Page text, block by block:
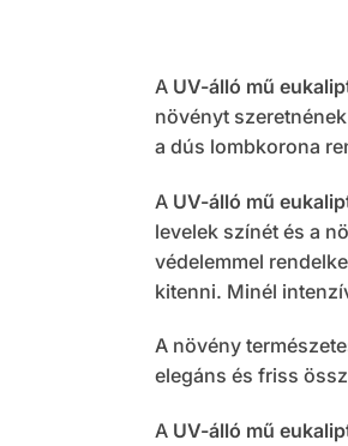
A UV-álló mű
növényt
a dús lombkorona
A UV-álló mű
levelek színét és a
védelemmel
kitenni. Minél
A növény
elegáns és friss
A UV-álló mű